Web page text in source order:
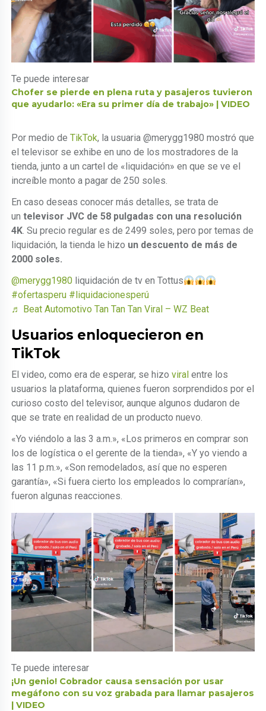
Te puede interesar
Chofer se pierde en plena ruta y pasajeros tuvieron
que ayudarlo: «Era su primer día de trabajo» | VIDEO
Por medio deTikTok, la usuaria @merygg1980 mostró que
el televisor se exhibe en uno de los mostradores de la
tienda, junto a un cartel de «liquidación» en que se ve el
increíble monto a pagar de 250 soles.
En caso deseas conocer más detalles, se trata de
untelevisor JVC de 58 pulgadas con una resolución
4K. Su precio regular es de 2499 soles, pero por temas de
liquidación, la tienda le hizo un descuento de más de
2000 soles.
@merygg1980 liquidación de tv en Tottus
#ofertasperu #liquidacionesperú
♬ Beat Automotivo Tan Tan Tan Viral – WZ Beat
Usuarios enloquecieron en
TikTok
El video, como era de esperar, se hizoviral entre los
usuarios la plataforma, quienes fueron sorprendidos por el
curioso costo del televisor, aunque algunos dudaron de
que se trate en realidad de un producto nuevo.
«Yo viéndolo a las 3 a.m.», «Los primeros en comprar son
los de logística o el gerente de la tienda», «Y yo viendo a
las 11 p.m.», «Son remodelados, así que no esperen
garantía», «Si fuera cierto los empleados lo comprarían»,
fueron algunas reacciones.
Te puede interesar
¡Un genio! Cobrador causa sensación por usar
megáfono con su voz grabada para llamar pasajeros
| VIDEO